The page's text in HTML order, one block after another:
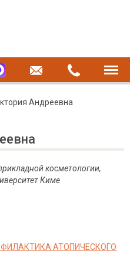
Андреевна
косметологии,
Киме
АТОПИЧЕСКОГО